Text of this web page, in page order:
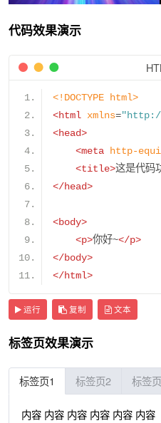
代码效果演示
<!DOCTYPE html>
<html xmlns="http://
<head>
<meta
http-
<title>这是代码
</head>
<body>
<p>你好~</p>
</body>
</html>
运行 复制 文本
标签页效果演示
标签页1 标签页2 标签
内容 内容 内容 内容 内容 内容